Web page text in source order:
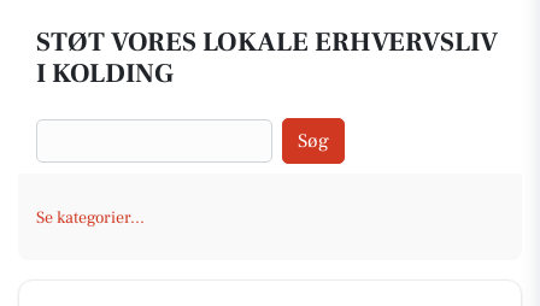
STØT VORES LOKALE ERHVERVSLIV
I KOLDING
Søg
Se kategorier...